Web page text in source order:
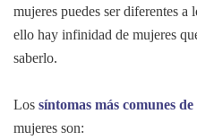
mujeres puedes ser diferentes
ello hay infinidad de mujeres
saberlo.
Los síntomas más comunes
mujeres son: